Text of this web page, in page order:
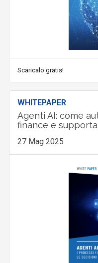
Scaricalo gratis!
WHITEPAPER
Agenti AI: come
finance e
27 Mag 2025